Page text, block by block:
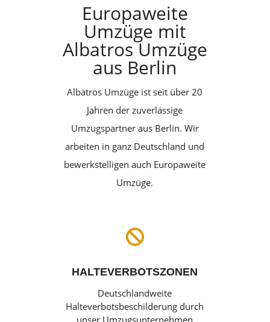
Europaweite
Umzüge mit
Albatros Umzüge
aus Berlin
Albatros Umzüge ist seit über 20
Jahren der zuverlässige
Umzugspartner aus Berlin. Wir
arbeiten in ganz Deutschland und
bewerkstelligen auch Europaweite
Umzüge.

HALTEVERBOTSZONEN
Deutschlandweite
Halteverbotsbeschilderung durch